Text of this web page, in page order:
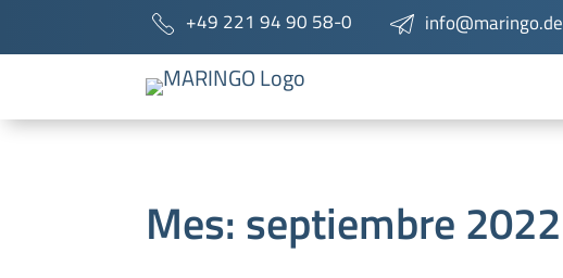
+49 221 94 90 58-0 info@maringo.de
Mes:septiembre 2022